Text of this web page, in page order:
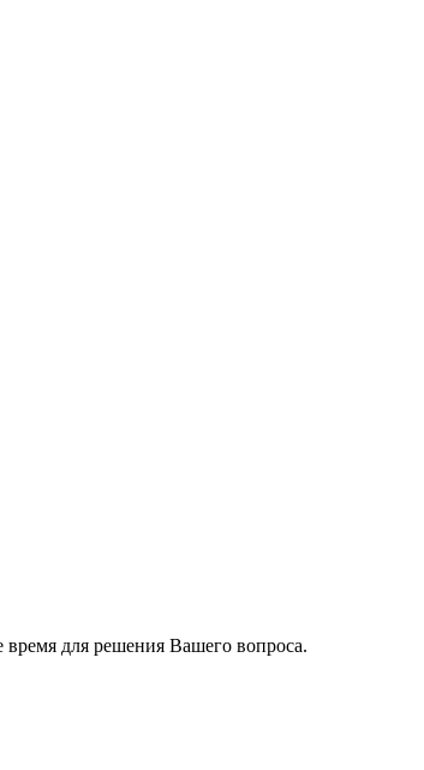
для решения Вашего вопроса.